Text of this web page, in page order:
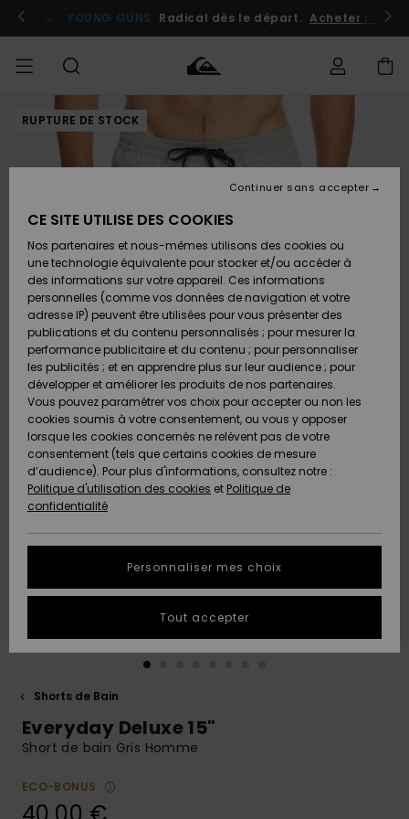
l'information
le
Se connecter / s'inscrire
YOUNG GUNS Radical dès le départ. Acheter
HOMME Vêtements
Chaussures
& Tongs
Surf
Snow
Nouveautés
A
Découvrir
Vêtements
Chaussures
& Tongs
Surf
Snow
Nouveautés
A
Découvrir
FEMME
Shop
A
Découvrir
Snow
SURF
Surf
Shop
Homme
Surf
Shop
Enfant
Highlights
Communauté
SNOW
Snow
Shop
Homme
Snow
Shop
Enfant
Snow
Shop
Femme
A
Découvrir
Communauté
OUTLET
Outlet
Homme
Enfant
Outlet
Femme
AIDE &
CONTACT
Accéder à
ma
commande
Retours
Paiement
Carte
Cadeau
Quiksilver
Freedom
Protection
des
tailles
conversation
plus rapide
à votre
MAGASINS
QUIKSILVER
RUPTURE DE STOCK
Shorts de Bain
Everyday Deluxe 15"
Short de bain Gris Homme
ECO-BONUS
CE SITE UTILISE DES COOKIES
Nos partenaires et nous-mêmes utilisons des cookies ou
une technologie équivalente pour stocker et/ou accéder à
des informations sur votre appareil. Ces informations
personnelles (comme vos données de navigation et votre
adresse IP) peuvent être utilisées pour vous présenter des
publications et du contenu personnalisés ; pour mesurer la
performance publicitaire et du contenu ; pour personnaliser
les publicités ; et en apprendre plus sur leur audience ; pour
développer et améliorer les produits de nos partenaires.
Vous pouvez paramétrer vos choix pour accepter ou non les
cookies soumis à votre consentement, ou vous y opposer
lorsque les cookies concernés ne relèvent pas de votre
consentement (tels que certains cookies de mesure
d’audience). Pour plus d'informations, consultez notre :
Politique d'utilisation des cookies et Politique de
confidentialité
Personnaliser mes choix
Continuer sans accepter
Tout accepter